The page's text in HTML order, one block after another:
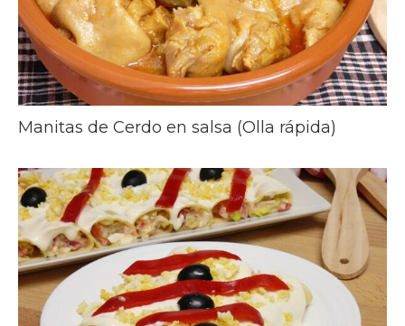
Manitas de Cerdo en salsa (Olla rápida)